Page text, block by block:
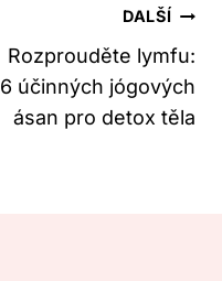
DALŠÍ
Rozprouděte lymfu:
6 účinných jógových
ásan pro detox těla